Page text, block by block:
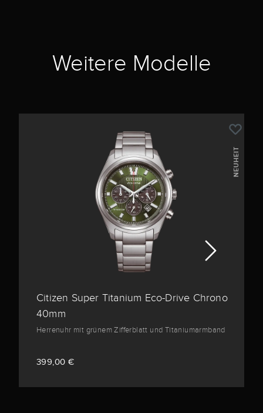
Weitere Modelle
NEUHEIT
Citizen Super Titanium Eco-Drive Chrono
40mm
Herrenuhr mit grünem Zifferblatt und Titaniumarmband
399,00 €